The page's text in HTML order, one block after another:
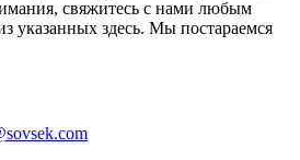
свяжитесь с нами любым
указанных здесь. Мы постараемся